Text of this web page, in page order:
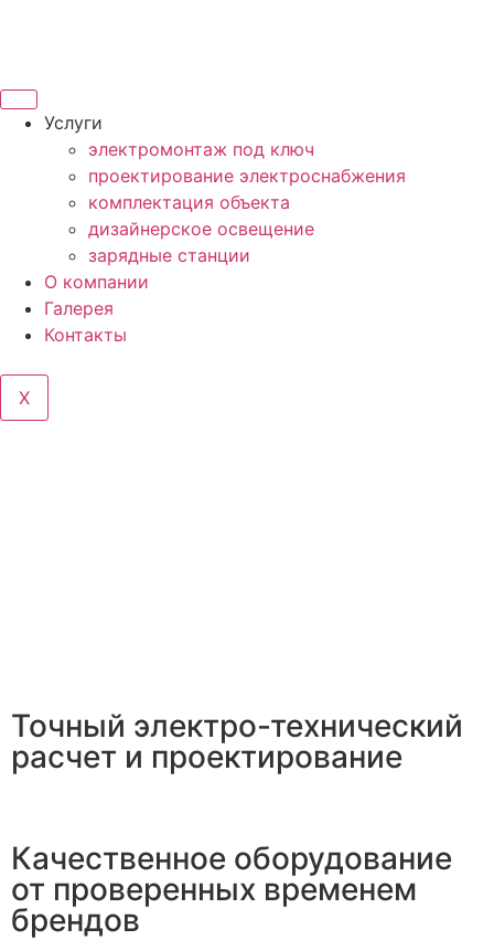
Услуги
электромонтаж под ключ
проектирование электроснабжения
комплектация объекта
дизайнерское освещение
зарядные станции
О компании
Галерея
Контакты
X
Точный электро-технический
расчет и проектирование
Качественное оборудование
от проверенных временем
брендов